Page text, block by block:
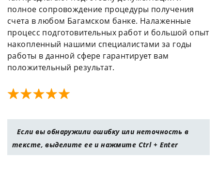
полное сопровождение процедуры получения
счета в любом Багамском банке. Налаженные
процесс подготовительных работ и большой опыт
накопленный нашими специалистами за годы
работы в данной сфере гарантирует вам
положительный результат.
Если вы обнаружили ошибку или неточность в
тексте, выделите ее и нажмите Ctrl + Enter